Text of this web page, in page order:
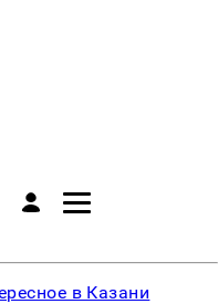
в Казани